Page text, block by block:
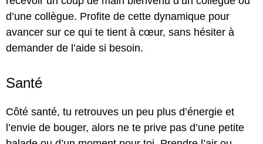
d’une collègue. Profite de cette dynamique pour
avancer sur ce qui te tient à cœur, sans hésiter à
demander de l’aide si besoin.
Santé
Côté santé, tu retrouves un peu plus d’énergie et
l’envie de bouger, alors ne te prive pas d’une petite